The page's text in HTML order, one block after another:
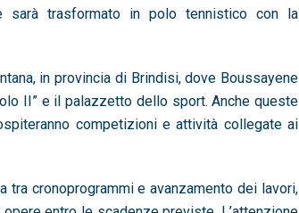
sarà trasformato in polo tennistico con la
in provincia di Brindisi, dove Boussayene
II” e il palazzetto dello sport. Anche queste
competizioni e attività collegate ai
tra cronoprogrammi e avanzamento dei lavori,